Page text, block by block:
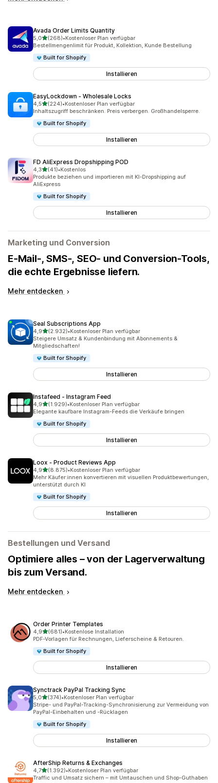
Avada Order Limits Quantity
5,0von 5 Sternen
(268)
268 Rezensionen insgesamt
•Kostenloser Plan verfügbar
Bestellmengenlimit für Produkt, Kollektion, Kunde Bestellung
Built for Shopify
Installieren
EasyLockdown ‑ Wholesale Locks
4,5von 5 Sternen
(224)
224 Rezensionen insgesamt
•Kostenloser Plan verfügbar
Inhaltszugriff beschränken. Preis verbergen. Großhandelsperre.
Built for Shopify
Installieren
FD AliExpress Dropshipping POD
4,3von 5 Sternen
(41)
41 Rezensionen insgesamt
•Kostenlos
Produkte beziehen und importieren mit KI-Dropshipping auf
AliExpress
Built for Shopify
Installieren
Marketing und Conversion
E-Mail-, SMS-, SEO- und Conversion-Tools,
die echte Ergebnisse liefern.
Mehr entdecken
Seal Subscriptions App
4,9von 5 Sternen
(2.932)
2932 Rezensionen insgesamt
•Kostenloser Plan verfügbar
Steigere Umsatz & Kundenbindung mit Abonnements &
Mitgliedschaften!
Built for Shopify
Installieren
Instafeed ‑ Instagram Feed
4,9von 5 Sternen
(1.929)
1929 Rezensionen insgesamt
•Kostenloser Plan verfügbar
Elegante kaufbare Instagram-Feeds die Verkäufe bringen
Built for Shopify
Installieren
Loox ‑ Product Reviews App
4,9von 5 Sternen
(8.875)
8875 Rezensionen insgesamt
•Kostenloser Plan verfügbar
Mehr Käufer:innen konvertieren mit visuellen Produktbewertungen,
unterstützt durch KI
Built for Shopify
Installieren
Bestellungen und Versand
Optimiere alles – von der Lagerverwaltung
bis zum Versand.
Mehr entdecken
Order Printer Templates
4,9von 5 Sternen
(681)
681 Rezensionen insgesamt
•Kostenlose Installation
PDF-Vorlagen für Rechnungen, Lieferscheine & Retouren.
Built for Shopify
Installieren
Synctrack PayPal Tracking Sync
5,0von 5 Sternen
(374)
374 Rezensionen insgesamt
•Kostenloser Plan verfügbar
Stripe- und PayPal-Tracking-Synchronisierung zur Vermeidung von
PayPal-Einbehalten und -Rücklagen
Built for Shopify
Installieren
AfterShip Returns & Exchanges
4,7von 5 Sternen
(1.392)
1392 Rezensionen insgesamt
•Kostenloser Plan verfügbar
Traffic und Umsatz sichern – mit Umtauschen und Shop-Guthaben